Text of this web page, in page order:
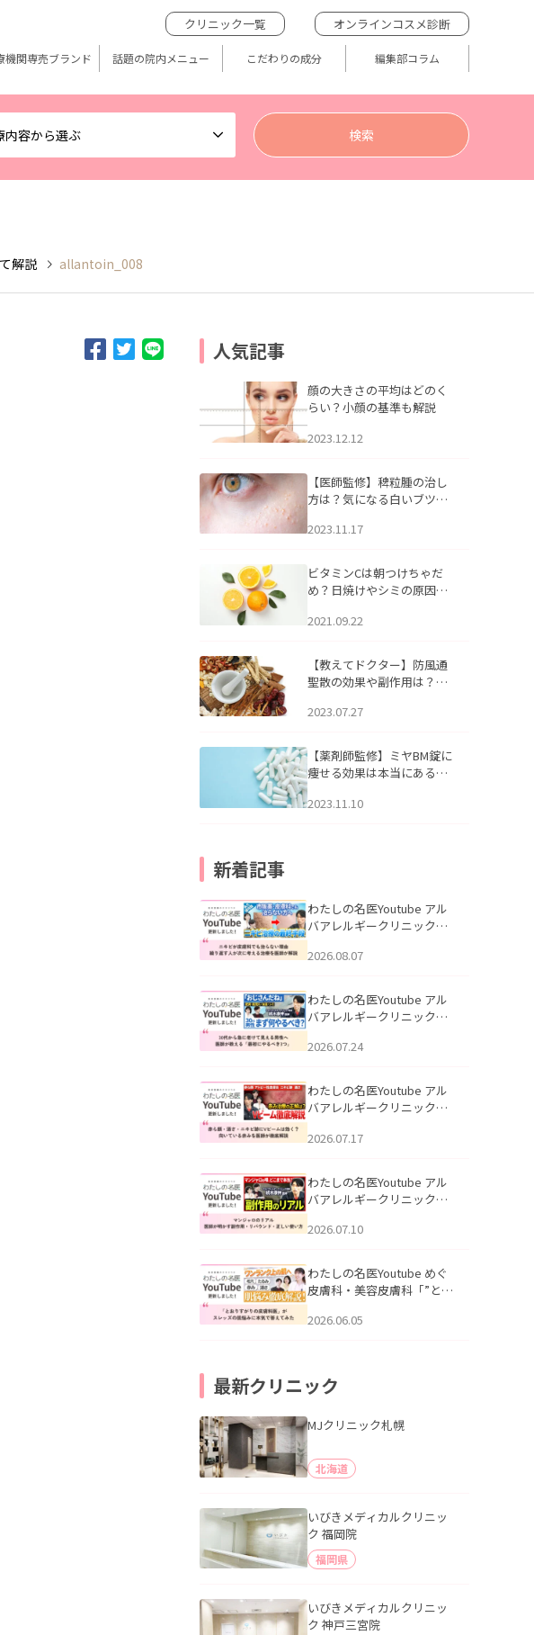
内容から選ぶ
クリニック一覧 オンラインコスメ診断
機関専売ブランド 話題の院内メニュー こだわりの成分 編集部コラム
解説 allantoin_008
人気記事
顔の大きさの平均はどのく
らい？小顔の基準も解説
2023.12.12
【医師監修】稗粒腫の治し
方は？気になる白いブツブ
アについて
2023.11.17
ビタミンCは朝つけちゃだ
め？日焼けやシミの原因に
2021.09.22
【教えてドクター】防風通
聖散の効果や副作用は？長
2023.07.27
【薬剤師監修】ミヤBM錠に
痩せる効果は本当にある
2023.11.10
新着記事
わたしの名医Youtube アル
バアレルギークリニック札
らない理由｜繰り返す人が
説」を公開いたしました。
2026.08.07
わたしの名医Youtube アル
バアレルギークリニック札
える男性へ｜医師が教える
公開いたしました。
2026.07.24
わたしの名医Youtube アル
バアレルギークリニック札
跡にVビームは効く？向いて
説」を公開いたしました。
2026.07.17
わたしの名医Youtube アル
バアレルギークリニック札
医師が明かす副作用・リバ
公開いたしました。
2026.07.10
わたしの名医Youtube めぐ
皮膚科・美容皮膚科「”とお
ッズの肌悩みに本気で答え
2026.06.05
最新クリニック
MJクリニック札幌
北海道
いびきメディカルクリニッ
ク 福岡院
福岡県
いびきメディカルクリニッ
ク 神戸三宮院